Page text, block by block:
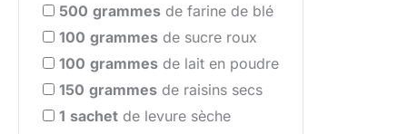
500 grammes de farine de blé
100 grammes de sucre roux
100 grammes de lait en poudre
150 grammes de raisins secs
1 sachet de levure sèche